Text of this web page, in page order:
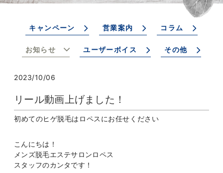
キャンペーン 営業案内 コラム
お知らせ ユーザーボイス その他
2023/10/06
リール動画上げました！
初めてのヒゲ脱毛はロペスにお任せください
こんにちは！
メンズ脱毛エステサロンロペス
スタッフのカンタです！